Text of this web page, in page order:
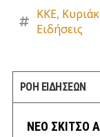
ΚΚΕ,
Ειδήσεις
ΡΟΗ ΕΙΔΗΣΕΩΝ
ΝΕΟ ΣΚΙΤΣΟ